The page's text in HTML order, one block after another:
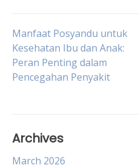
Post
navigation
Manfaat Posyandu untuk
Kesehatan Ibu dan Anak:
Peran Penting dalam
Pencegahan Penyakit
Archives
March 2026